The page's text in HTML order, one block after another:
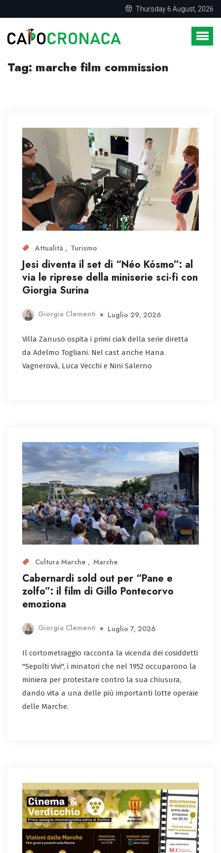
Thursday 6 August, 2026
Tag: marche film commission
Attualità Turismo
Jesi diventa il set di “Néo Kósmo”: al
via le riprese della miniserie sci-fi con
Giorgia Surina
Giorgia Clementi Luglio 29, 2026
Villa Zanuso ospita i primi ciak della serie diretta
da Adelmo Togliani. Nel cast anche Hana
Vagnerovà, Luca Vecchi e Nini Salerno
Cultura Marche Marche
Cabernardi sold out per “Pane e
zolfo”: il film di Gillo Pontecorvo
emoziona
Giorgia Clementi Luglio 7, 2026
Il cortometraggio racconta la vicenda dei cosiddetti
"Sepolti Vivi", i minatori che nel 1952 occuparono la
miniera per protestare contro la sua chiusura,
dando vita a una delle più importanti lotte operaie
delle Marche.